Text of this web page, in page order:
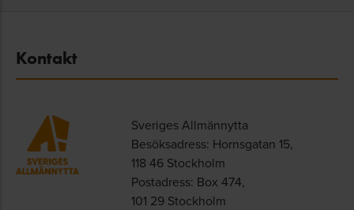
Kontakt
Sveriges Allmännytta
Besöksadress: Hornsgatan 15,
118 46 Stockholm
Postadress: Box 474,
101 29 Stockholm